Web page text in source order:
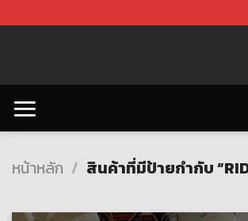
to
หน้าหลัก / สินค้าที่มีป้ายกำกับ